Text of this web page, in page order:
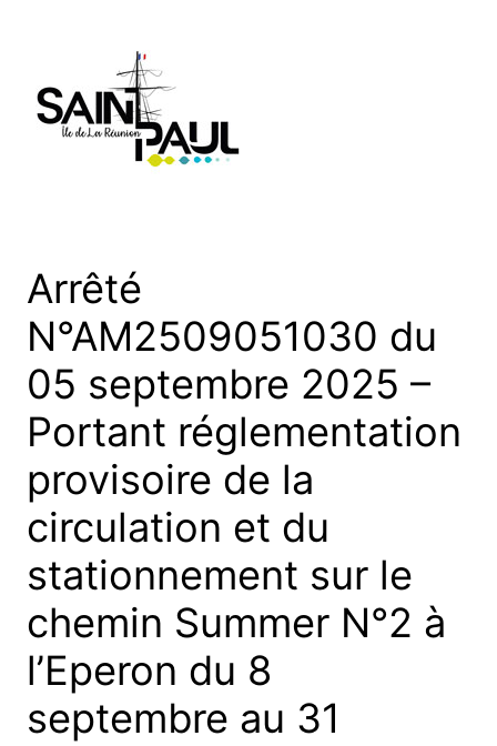
Arrêté
N°AM2509051030 du
05 septembre 2025 –
Portant réglementation
provisoire de la
circulation et du
stationnement sur le
chemin Summer N°2 à
l’Eperon du 8
septembre au 31